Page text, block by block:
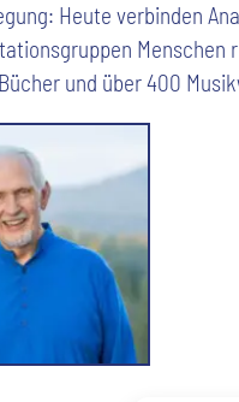
Heute verbinden
Menschen
und über 400